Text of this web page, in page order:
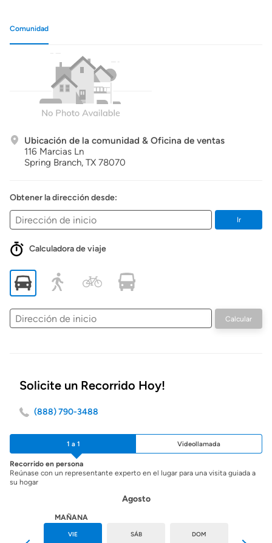
Comunidad
Ubicación de la comunidad & Oficina de ventas
116 Marcias Ln
Spring Branch, TX 78070
Obtener la dirección desde:
Ir
Calculadora de viaje
Dirección
de
Calcular
Solicite un Recorrido Hoy!
(888) 790-3488
1 a 1 Videollamada
Recorrido en persona
Reúnase con un representante experto en el lugar para una visita guiada a
su hogar
Agosto
MAÑANA
VIE SÁB DOM